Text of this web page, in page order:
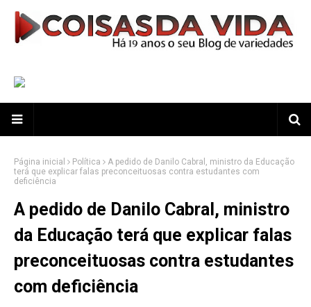
Página inicial Política
A pedido de Danilo Cabral, ministro da Educação
terá que explicar falas preconceituosas contra estudantes com
deficiência
A pedido de Danilo Cabral, ministro
da Educação terá que explicar falas
preconceituosas contra estudantes
com deficiência